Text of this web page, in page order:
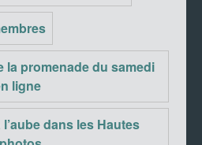
la promenade du samedi
ligne
l’aube dans les Hautes